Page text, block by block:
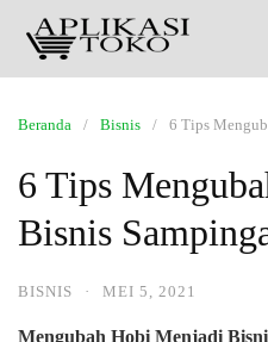
Beranda Bisnis 6 Tips
6 Tips
Bisnis
BISNIS · MEI 5, 2021
Mengubah Hobi Menjadi